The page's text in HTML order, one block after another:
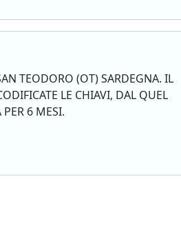
TEODORO (OT) SARDEGNA. IL
LE CHIAVI, DAL QUEL
6 MESI.